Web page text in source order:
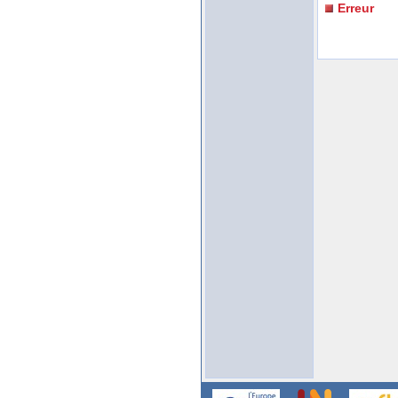
Erreur